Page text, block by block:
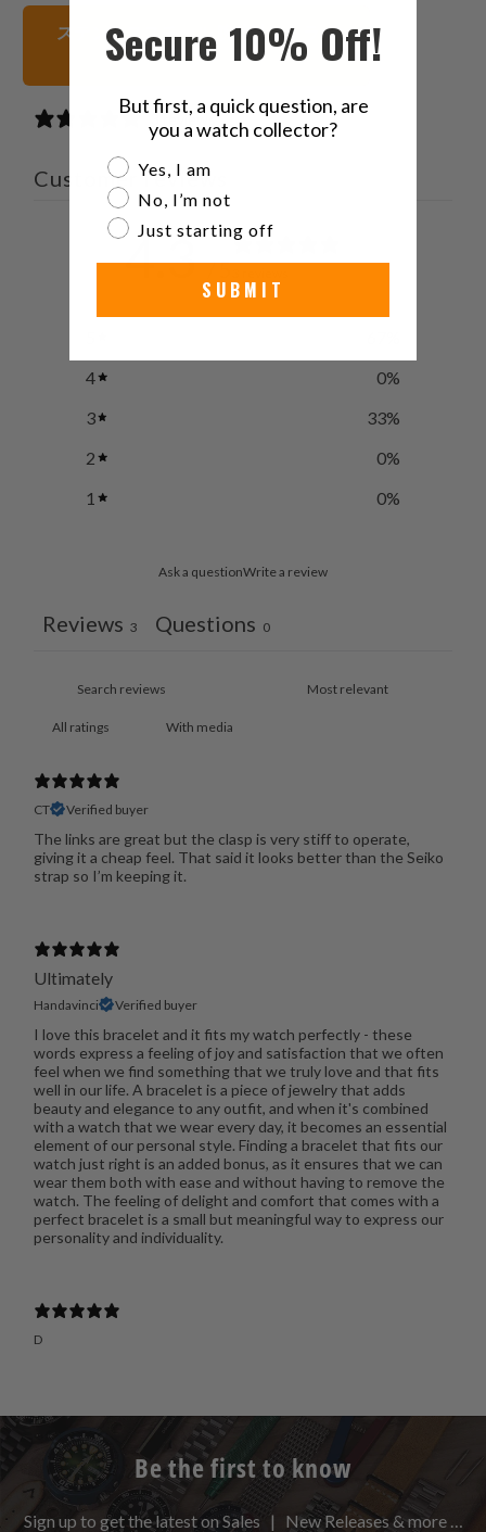
で
共
す
る
友
達
送
っ
ステンレススチール 腕時計ストラッ
プ
3 reviews
Customer reviews
4.3 / 5
4
0%
3
33%
2
0%
1
0%
Ask a questionWrite a review
Reviews 3 Questions 0
With media
CT Verified buyer
The links are great but the clasp is very stiff to operate,
giving it a cheap feel. That said it looks better than the Seiko
strap so I’m keeping it.
Ultimately
Handavinci Verified buyer
I love this bracelet and it fits my watch perfectly - these
words express a feeling of joy and satisfaction that we often
feel when we find something that we truly love and that fits
well in our life. A bracelet is a piece of jewelry that adds
beauty and elegance to any outfit, and when it's combined
with a watch that we wear every day, it becomes an essential
element of our personal style. Finding a bracelet that fits our
watch just right is an added bonus, as it ensures that we can
wear them both with ease and without having to remove the
watch. The feeling of delight and comfort that comes with a
perfect bracelet is a small but meaningful way to express our
personality and individuality.
D
Be the first to know
Sign up to get the latest on Sales | New Releases & more …
Secure 10% Off!
But first, a quick question, are
you a watch collector?
Are you a watch collector?
Yes, I am
No, I’m not
Just starting off
SUBMIT